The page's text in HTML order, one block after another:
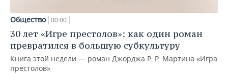
Общество 00:00
30 лет «Игре престолов»: как один роман
превратился в большую субкультуру
Книга этой недели — роман Джорджа Р. Р. Мартина «Игра
престолов»